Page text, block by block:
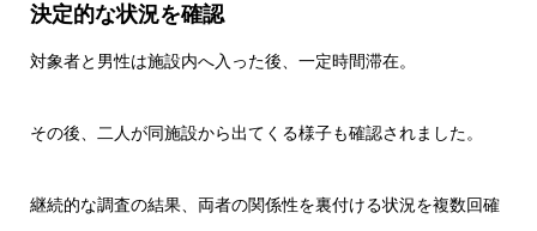
決定的な状況を確認
対象者と男性は施設内へ入った後、一定時間滞在。
その後、二人が同施設から出てくる様子も確認されました。
継続的な調査の結果、両者の関係性を裏付ける状況を複数回確